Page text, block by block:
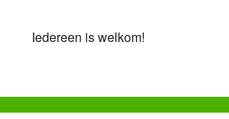
Iedereen is welkom!